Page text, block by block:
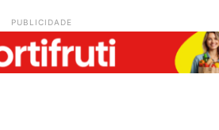
PUBLICIDADE